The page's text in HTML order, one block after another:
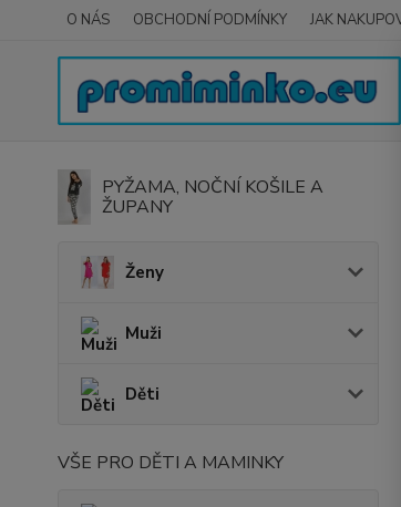
O NÁS OBCHODNÍ PODMÍNKY JAK
PYŽAMA, NOČNÍ KOŠILE A
ŽUPANY
Ženy
Muži
Děti
VŠE PRO DĚTI A MAMINKY